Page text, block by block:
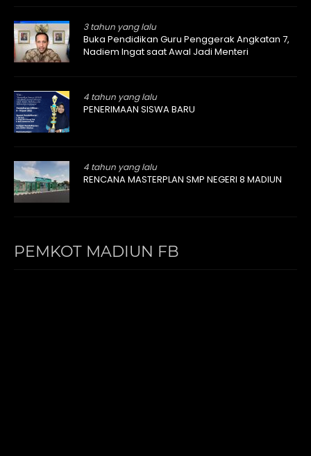
3 tahun yang lalu
Buka Pendidikan Guru Penggerak Angkatan 7,
Nadiem Ingat saat Awal Jadi Menteri
4 tahun yang lalu
PENERIMAAN SISWA BARU
4 tahun yang lalu
RENCANA MASTERPLAN SMP NEGERI 8 MADIUN
PEMKOT MADIUN FB